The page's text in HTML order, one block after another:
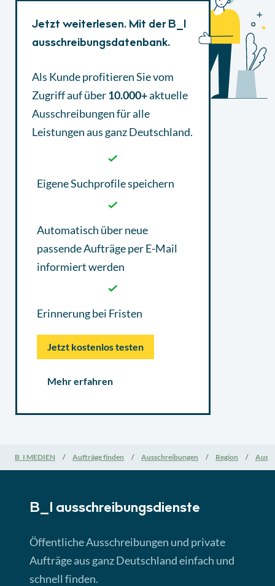
Jetzt weiterlesen. Mit der B_I
ausschreibungsdatenbank.
Als Kunde profitieren Sie vom
Zugriff auf über10.000+aktuelle
Ausschreibungenfür alle
Leistungen aus ganz Deutschland.
Eigene Suchprofile speichern
Automatisch über neue
passende Aufträge per E-Mail
informiert werden
Erinnerung bei Fristen
Jetzt kostenlos testen
Mehr erfahren
B_I MEDIEN Aufträge finden Ausschreibungen Region
B_I ausschreibungs­dienste
Öffentliche Ausschreibungen und private
Aufträge aus ganz Deutschland einfach und
schnell finden.